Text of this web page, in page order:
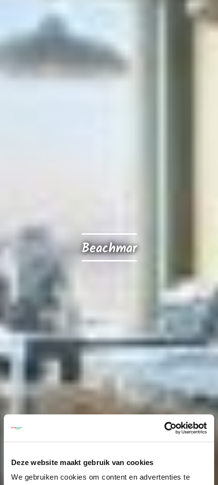
Deze website maakt gebruik van cookies
We gebruiken cookies om content en advertenties te
Beachmar